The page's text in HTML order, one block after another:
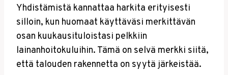
Yhdistämistä kannattaa harkita erityisesti
silloin, kun huomaat käyttäväsi merkittävän
osan kuukausituloistasi pelkkiin
lainanhoitokuluihin. Tämä on selvä merkki siitä,
että talouden rakennetta on syytä järkeistää.